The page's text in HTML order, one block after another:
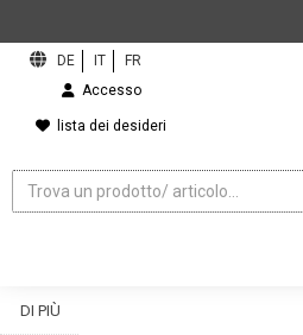
Accesso
lista dei desideri
DI PIÙ